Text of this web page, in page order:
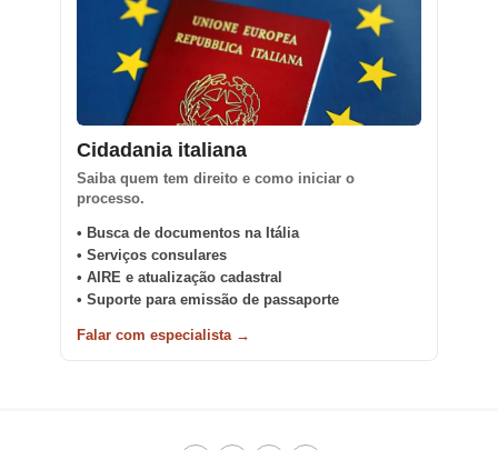
Cidadania italiana
Saiba quem tem direito e como iniciar o
processo.
• Busca de documentos na Itália
• Serviços consulares
• AIRE e atualização cadastral
• Suporte para emissão de passaporte
Falar com especialista →